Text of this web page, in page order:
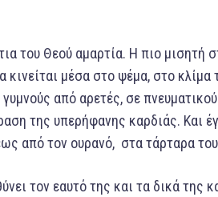
του Θεού αμαρτία. Η πιο μισητή
κινείται μέσα στο ψέμα, στο
από αρετές, σε
της υπερήφανης καρδιάς. Και
από τον ουρανό, στα τάρταρα
τον εαυτό της και τα δικά της